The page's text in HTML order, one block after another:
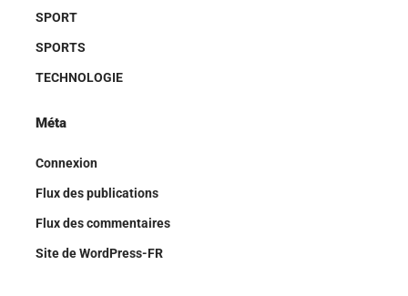
SPORT
SPORTS
TECHNOLOGIE
Méta
Connexion
Flux des publications
Flux des commentaires
Site de WordPress-FR